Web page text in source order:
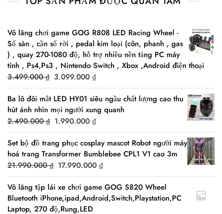
Vô lăng chơi game GOG R808 LED Racing Wheel -
Số sàn , cần số rời , pedal kim loại (côn, phanh , gas
) , quay 270-1080 độ, hỗ trợ nhiều nền tảng PC máy
tính , Ps4,Ps3 , Nintendo Switch , Xbox ,Android điện thoại
3.499.000₫ Original
price
was:
3.499.000 ₫.
3.099.000 ₫
price
is:
3.099.000 ₫.
Ba lô đôi mắt LED HY01 siêu ngầu chất lượng cao thu
hút ánh nhìn mọi người xung quanh
2.490.000₫ Original
price
was:
2.490.000 ₫.
1.990.000 ₫
price
is:
1.990.000 ₫.
Set bộ đồ trang phục cosplay mascot Robot người máy
hoá trang Transformer Bumblebee CPL1 V1 cao 3m
21.990.000₫ Original
price
was:
21.990.000 ₫.
17.990.000 ₫
price
is:
17.990.000 ₫.
Vô lăng tập lái xe chơi game GOG S820 Wheel
Bluetooth iPhone,ipad,Android,Switch,Playstation,PC
Laptop, 270 độ,Rung,LED